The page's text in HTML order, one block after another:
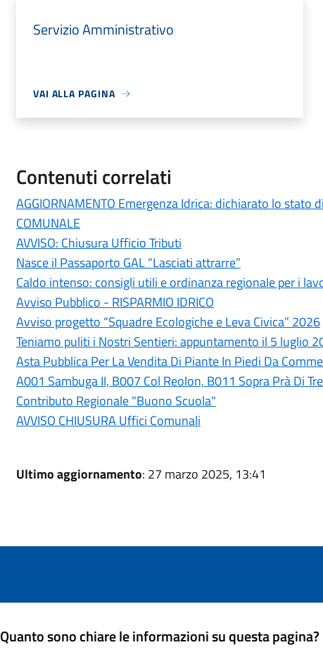
Servizio Amministrativo
VAI ALLA PAGINA
Contenuti correlati
AGGIORNAMENTO Emergenza Idrica: dichiarato lo stato
COMUNALE
AVVISO: Chiusura Ufficio Tributi
Nasce il Passaporto GAL “Lasciati attrarre”
Caldo intenso: consigli utili e ordinanza regionale per i
Avviso Pubblico - RISPARMIO IDRICO
Avviso progetto “Squadre Ecologiche e Leva Civica” 2026
Teniamo puliti i Nostri Sentieri: appuntamento il 5 luglio
Asta Pubblica Per La Vendita Di Piante In Piedi Da
A001 Sambuga II, B007 Col Reolon, B011 Sopra Prà Di
Contributo Regionale "Buono Scuola"
AVVISO CHIUSURA Uffici Comunali
Ultimo aggiornamento: 27 marzo 2025, 13:41
Quanto sono chiare le informazioni su questa pagina?